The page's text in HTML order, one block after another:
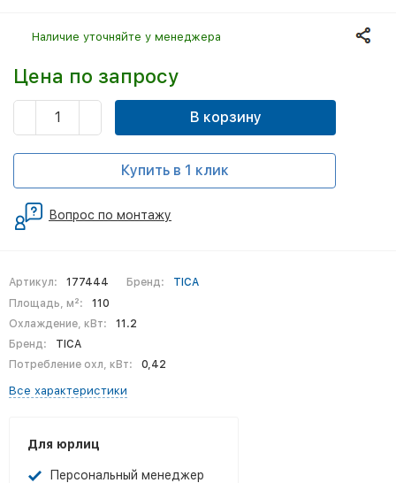
Артикул: 177444 Бренд:
TICA
Площадь, м²:
110
Охлаждение, кВт:
11.2
Бренд:
TICA
Потребление охл, кВт:
0,42
Все характеристики
Для юрлиц
Персональный менеджер
Наличие уточняйте у менеджера
Цена по запросу
В корзину
Купить в 1 клик
Вопрос по монтажу